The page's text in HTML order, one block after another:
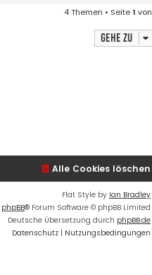
4 Themen • Seite1 von
Gehe zu
Alle Cookies löschen
Flat Style by Ian Bradley
phpBB® Forum Software © phpBB Limited
Deutsche Übersetzung durch phpBB.de
Datenschutz | Nutzungsbedingungen